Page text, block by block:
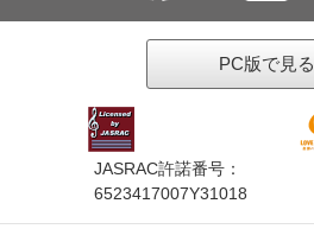
PC版で見る
JASRAC許諾番号：
6523417007Y31018